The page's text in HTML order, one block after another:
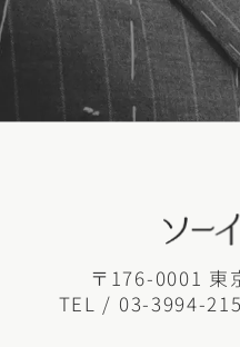
〒176-0001 東
TEL / 03-3994-